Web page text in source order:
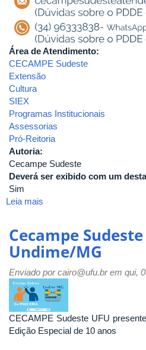
Área de Atendimento:
CECAMPE Sudeste
Extensão
Cultura
SIEX
Programas Institucionais
Assessorias
Pró-Reitoria
Autoria:
Cecampe Sudeste
Deverá ser exibido com um
Sim
Leia mais
com
o
em
Nova
Friburgo/RJ
-
Turma
Cecampe Sudeste
Undime/MG
Enviado porcairo@ufu.brem qui,
CECAMPE Sudeste UFU
Edição Especial de 10 anos